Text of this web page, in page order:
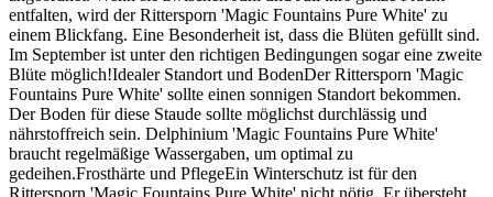
entfalten, wird der Rittersporn 'Magic Fountains Pure White' zu
einem Blickfang. Eine Besonderheit ist, dass die Blüten gefüllt sind.
Im September ist unter den richtigen Bedingungen sogar eine zweite
Blüte möglich!Idealer Standort und BodenDer Rittersporn 'Magic
Fountains Pure White' sollte einen sonnigen Standort bekommen.
Der Boden für diese Staude sollte möglichst durchlässig und
nährstoffreich sein. Delphinium 'Magic Fountains Pure White'
braucht regelmäßige Wassergaben, um optimal zu
gedeihen.Frosthärte und PflegeEin Winterschutz ist für den